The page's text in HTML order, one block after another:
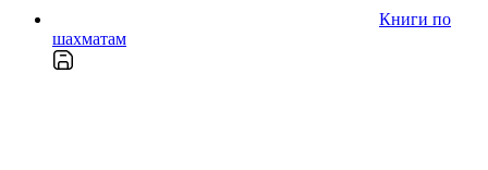
Книги по
шахматам